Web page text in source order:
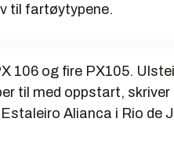
til fartøytypene.
106 og fire PX105.
til med oppstart,
Alianca i Rio de